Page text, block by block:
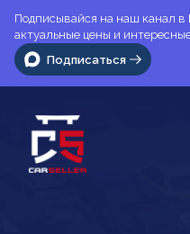
Подписывайся на наш канал в
актуальные цены и
Подписаться